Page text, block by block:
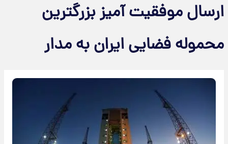
ارسال موفقیت آمیز بزرگترین
محموله فضایی ایران به مدار